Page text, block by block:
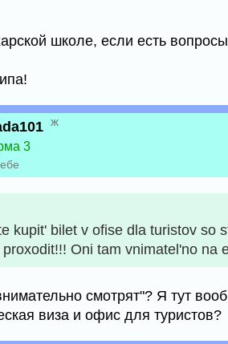
школе, если есть
ж
3
kupit' bilet v ofise dla turistov so
Oni tam vnimatel'no na
смотрят"? Я тут
виза и офис для туристов?